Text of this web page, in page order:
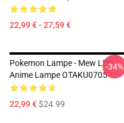
22,99 € - 27,59 €
Pokemon Lampe - Mew LED
Anime Lampe OTAKU0705
22,99 €$24.99
-34%